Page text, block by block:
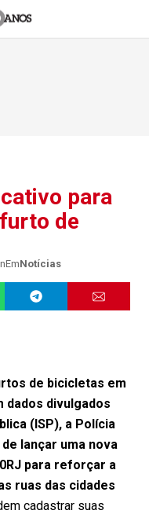
para
de
EmNotícias
de bicicletas em
dados divulgados
(ISP), a Polícia
lançar uma nova
para reforçar a
ruas das cidades
cadastrar suas